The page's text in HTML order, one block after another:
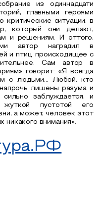
из одиннадцати
главными героями
ситуации, в
который они делают,
и решениям. И оттого,
автор наградил в
и птиц, происходящее с
Сам автор в
говорит: «Я всегда
с людьми... Любой, кто
лишены разума и
заблуждается, и
пустотой его
а может, человек этот
внимания».